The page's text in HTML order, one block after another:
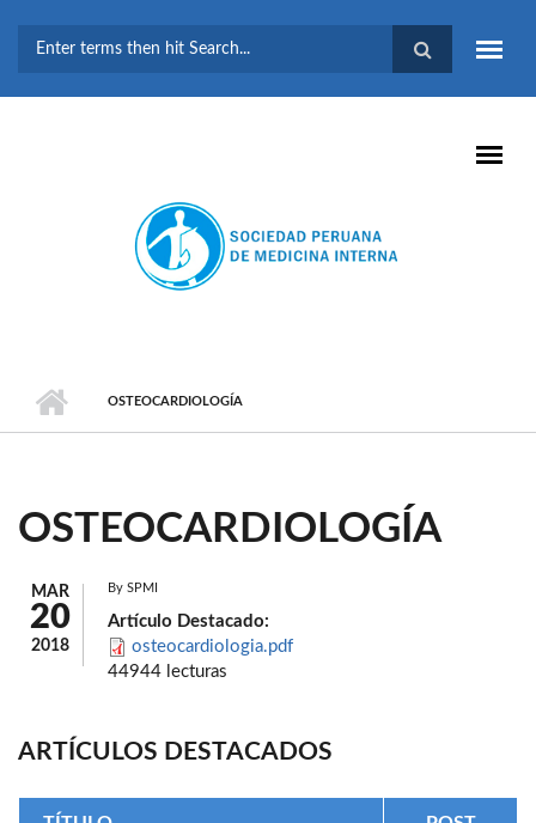
BÚSQUEDA
OSTEOCARDIOLOGÍA
OSTEOCARDIOLOGÍA
MAR
20
2018
By SPMI
Artículo Destacado:
osteocardiologia.pdf
44944 lecturas
ARTÍCULOS DESTACADOS